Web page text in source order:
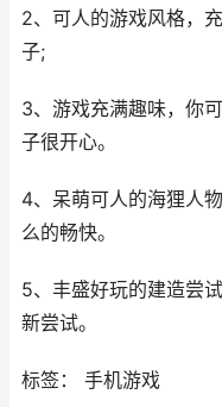
2、可人的游戏风格，
子;
3、游戏充满趣味，你
子很开心。
4、呆萌可人的海狸人
么的畅快。
5、丰盛好玩的建造尝
新尝试。
标签： 手机游戏